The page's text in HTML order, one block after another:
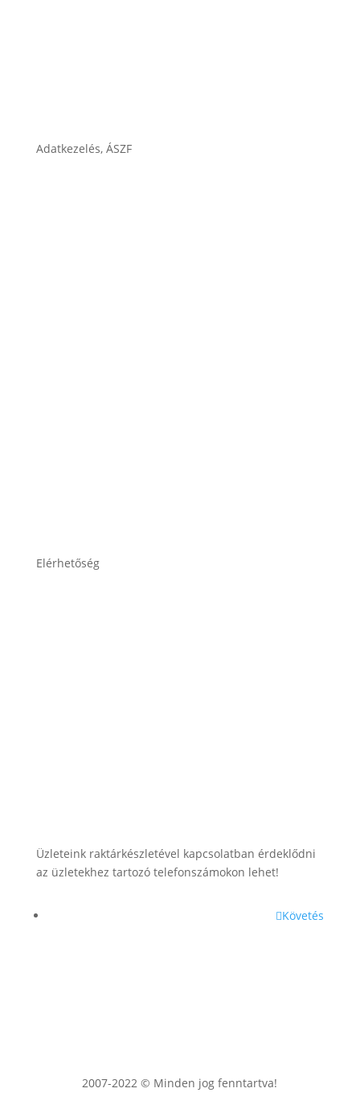
Adatkezelés, ÁSZF
Elérhetőség
Üzleteink raktárkészletével kapcsolatban érdeklődni
az üzletekhez tartozó telefonszámokon lehet!
Követés
2007-2022 © Minden jog fenntartva!